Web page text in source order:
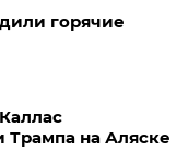
горячие
Трампа на Аляске